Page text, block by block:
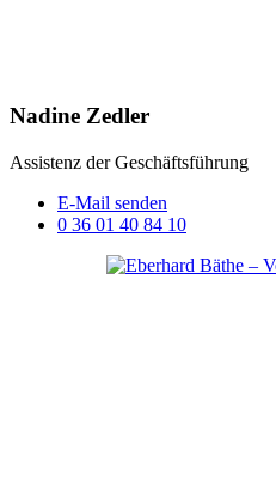
Nadine Zedler
Assistenz der Geschäftsführung
E-Mail senden
0 36 01 40 84 10